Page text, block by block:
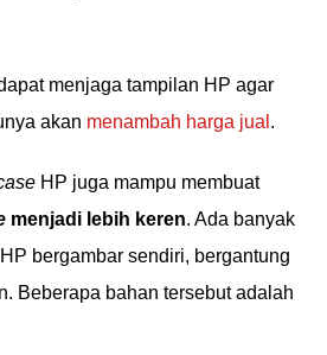
menjaga tampilan HP agar
akan menambah harga jual .
HP juga mampu membuat
menjadi lebih keren. Ada banyak
HP bergambar sendiri, bergantung
Beberapa bahan tersebut adalah